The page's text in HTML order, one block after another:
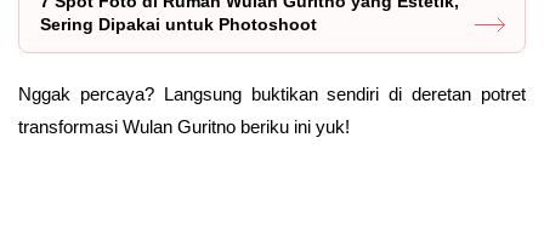
Sering Dipakai untuk Photoshoot
Nggak percaya? Langsung buktikan sendiri di deretan potret
transformasi Wulan Guritno beriku ini yuk!